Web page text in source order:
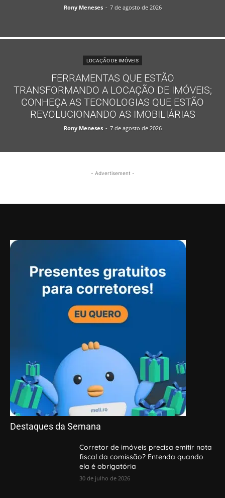
Rony Meneses - 7 de agosto de 2026
LOCAÇÃO DE IMÓVEIS
FERRAMENTAS QUE ESTÃO
TRANSFORMANDO A LOCAÇÃO DE IMÓVEIS;
CONHEÇA AS TECNOLOGIAS QUE ESTÃO
REVOLUCIONANDO AS IMOBILIÁRIAS
Rony Meneses - 7 de agosto de 2026
- Advertisement -
Destaques da Semana
Corretor de imóveis precisa emitir nota
fiscal da comissão? Entenda quando
ela é obrigatória
30 de julho de 2026